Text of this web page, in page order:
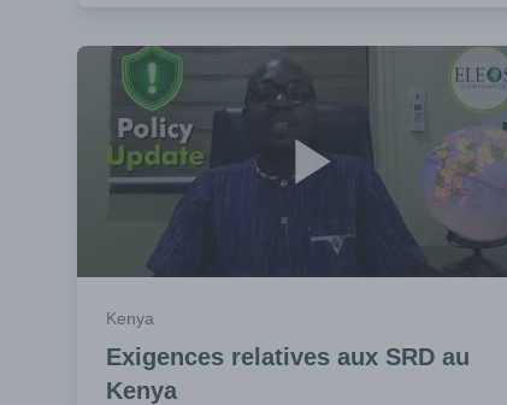
Kenya
Exigences relatives aux SRD au
Kenya